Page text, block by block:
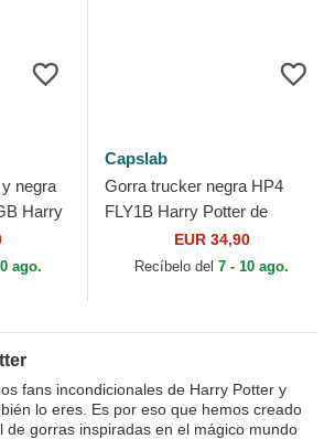
negra
Harry
ago.
Capslab
Gorra trucker negra HP4
FLY1B Harry Potter de
EUR 34,90
Recíbelo del 7 - 10 ago.
fans incondicionales de Harry Potter y
lo eres. Es por eso que hemos creado
de gorras inspiradas en el mágico mundo